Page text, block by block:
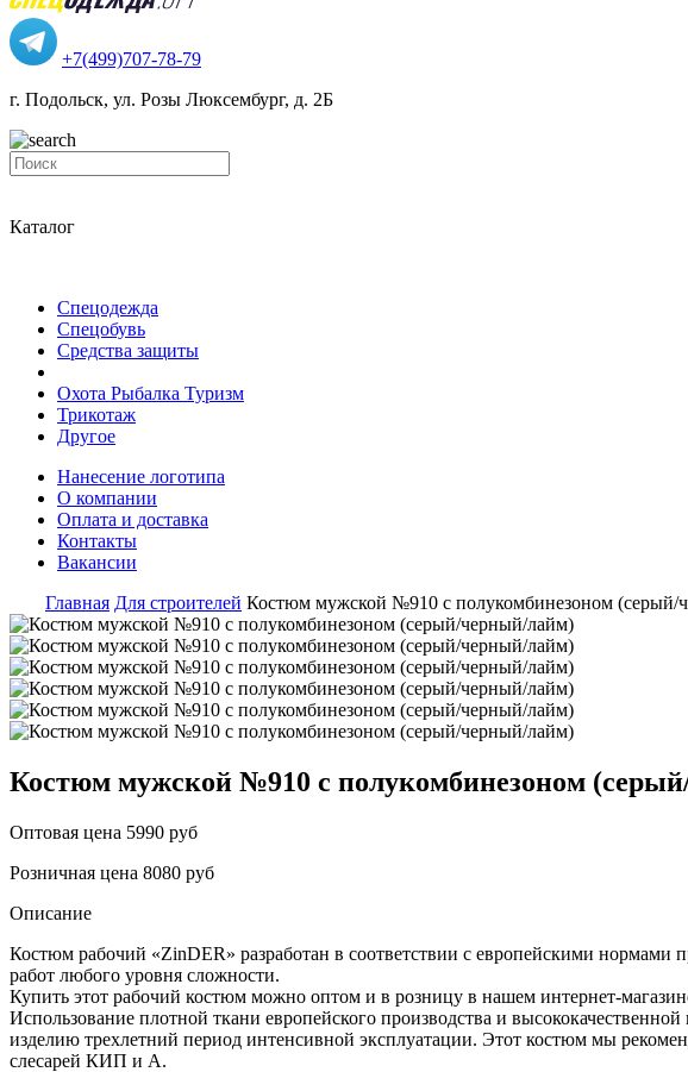
+7(499)707-78-79
г. Подольск, ул. Розы Люксембург, д. 2Б
Каталог
Спецодежда
Спецобувь
Средства защиты
Охота Рыбалка Туризм
Трикотаж
Другое
Нанесение логотипа
О компании
Оплата и доставка
Контакты
Вакансии
Главная Для строителей Костюм мужской №910 с полукомбинезоном (серый/
Костюм мужской №910 с полукомбинезоном
Оптовая цена 5990 руб
Розничная цена 8080 руб
Описание
Костюм рабочий «ZinDER» разработан в соответствии с европейскими
работ любого уровня сложности.
Купить этот рабочий костюм можно оптом и в розницу в нашем интернет-
Использование плотной ткани европейского производства и
изделию трехлетний период интенсивной эксплуатации. Этот костюм мы
слесарей КИП и А.